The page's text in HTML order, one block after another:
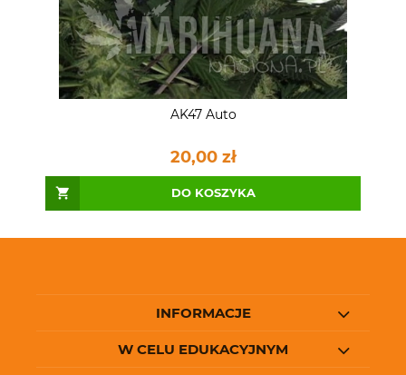
AK47 Auto
20,00 zł
DO KOSZYKA
INFORMACJE
W CELU EDUKACYJNYM